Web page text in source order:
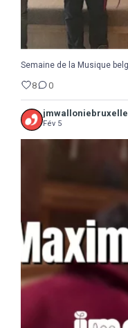
Semaine de la Musique
8 0
Fév 5
Il ne reste